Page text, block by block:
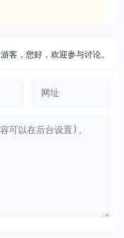
游客，您好，欢迎参与讨论。